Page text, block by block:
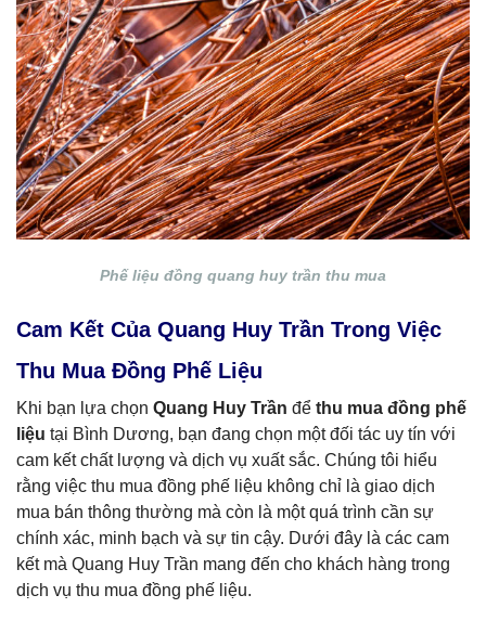
Phế liệu đồng quang huy trần thu mua
Cam Kết Của Quang Huy Trần Trong Việc
Thu Mua Đồng Phế Liệu
Khi bạn lựa chọn Quang Huy Trần để thu mua đồng phế
liệu tại Bình Dương, bạn đang chọn một đối tác uy tín với
cam kết chất lượng và dịch vụ xuất sắc. Chúng tôi hiểu
rằng việc thu mua đồng phế liệu không chỉ là giao dịch
mua bán thông thường mà còn là một quá trình cần sự
chính xác, minh bạch và sự tin cậy. Dưới đây là các cam
kết mà Quang Huy Trần mang đến cho khách hàng trong
dịch vụ thu mua đồng phế liệu.